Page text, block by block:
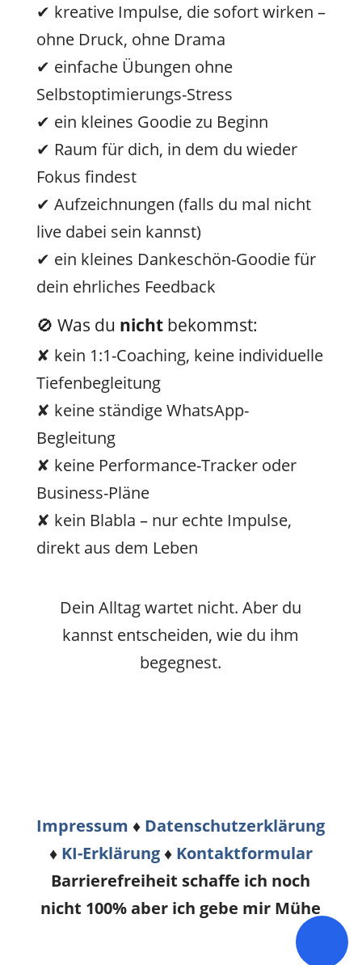
✔ kreative Impulse, die sofort wirken –
ohne Druck, ohne Drama
✔ einfache Übungen ohne
Selbstoptimierungs-Stress
✔ ein kleines Goodie zu Beginn
✔ Raum für dich, in dem du wieder
Fokus findest
✔ Aufzeichnungen (falls du mal nicht
live dabei sein kannst)
✔ ein kleines Dankeschön-Goodie für
dein ehrliches Feedback
🚫 Was du nicht bekommst:
✘ kein 1:1-Coaching, keine individuelle
Tiefenbegleitung
✘ keine ständige WhatsApp-
Begleitung
✘ keine Performance-Tracker oder
Business-Pläne
✘ kein Blabla – nur echte Impulse,
direkt aus dem Leben
Dein Alltag wartet nicht. Aber du
kannst entscheiden, wie du ihm
begegnest.
Impressum ♦ Datenschutzerklärung
♦ KI-Erklärung♦ Kontaktformular
Barrierefreiheit schaffe ich noch
nicht 100% aber ich gebe mir Mühe